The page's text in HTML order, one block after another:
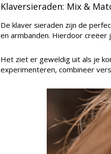
Klaversieraden: Mix &
De klaver sieraden zijn de
en armbanden. Hierdoor
Het ziet er geweldig uit als je
experimenteren, combineer